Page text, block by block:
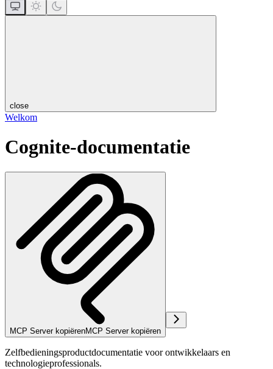
close
Welkom
Cognite-documentatie
MCP Server kopiërenMCP Server kopiëren
Zelfbedieningsproductdocumentatie voor ontwikkelaars en
technologieprofessionals.